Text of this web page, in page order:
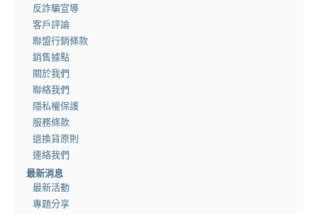
反詐騙宣導
客戶評論
聯盟行銷條款
銷售據點
關於我們
聯絡我們
隱私權保護
服務條款
退換貨原則
連絡我們
最新消息
最新活動
專題分享